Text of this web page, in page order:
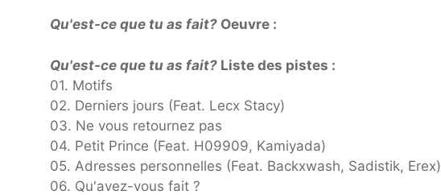
Qu'est-ce que tu as fait? Oeuvre :
Qu'est-ce que tu as fait? Liste des pistes :
01. Motifs
02. Derniers jours (Feat. Lecx Stacy)
03. Ne vous retournez pas
04. Petit Prince (Feat. H09909, Kamiyada)
05. Adresses personnelles (Feat. Backxwash, Sadistik, Erex)
06. Qu'avez-vous fait ?